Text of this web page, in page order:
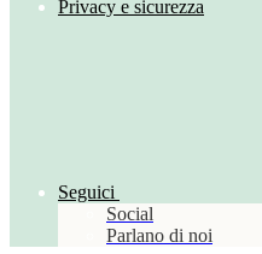
Privacy e sicurezza
Seguici
Social
Parlano di noi